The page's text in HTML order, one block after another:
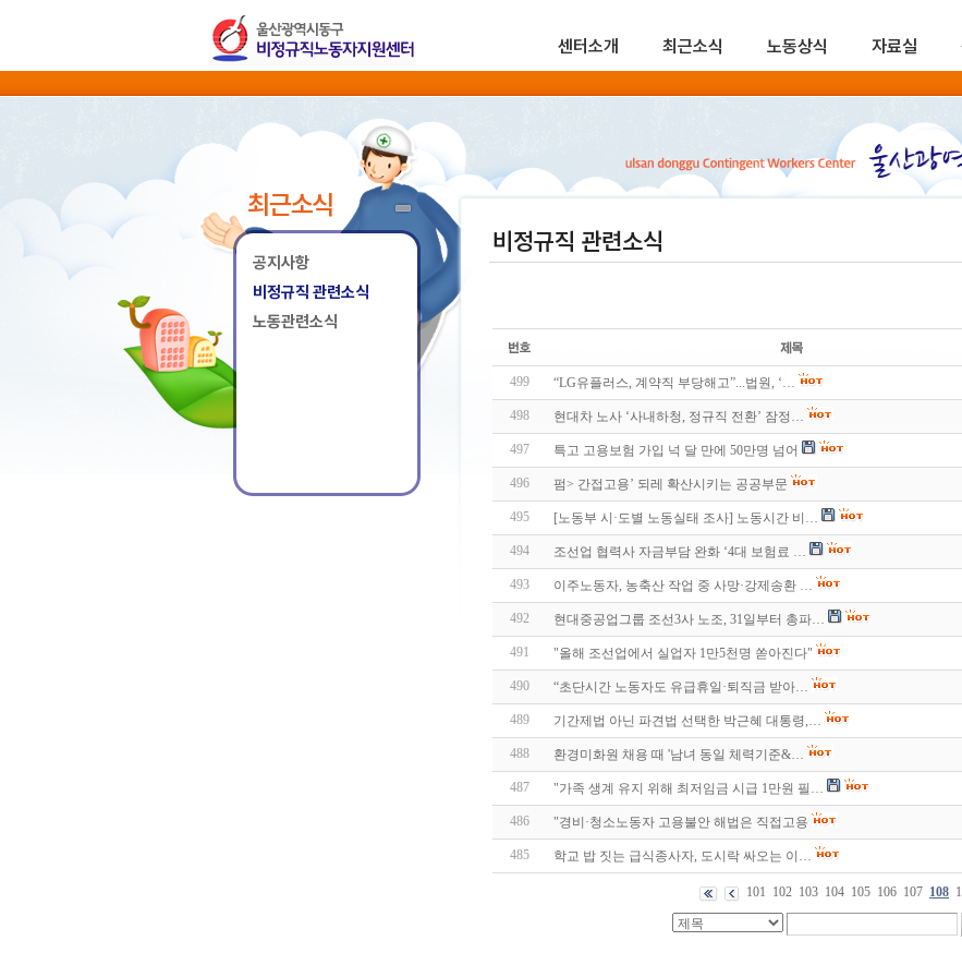
센터소개 최근소식 노동상식 자료실
최근소식
공지사항
비정규직 관련소식
노동관련소식
비정규직 관련소식
499 “LG유플러스, 계약직 부당해고”...법원, ‘…
498 현대차 노사 ‘사내하청, 정규직 전환’ 잠정…
497 특고 고용보험 가입 넉 달 만에 50만명 넘어
496 펌> 간접고용’ 되레 확산시키는 공공부문
495 [노동부 시·도별 노동실태 조사] 노동시간 비…
494 조선업 협력사 자금부담 완화 ‘4대 보험료 …
493 이주노동자, 농축산 작업 중 사망·강제송환 …
492 현대중공업그룹 조선3사 노조, 31일부터 총파…
491 "올해 조선업에서 실업자 1만5천명 쏟아진다"
490 “초단시간 노동자도 유급휴일·퇴직금 받아…
489 기간제법 아닌 파견법 선택한 박근혜 대통령,…
488 환경미화원 채용 때 '남녀 동일 체력기준&…
487 "가족 생계 유지 위해 최저임금 시급 1만원 필…
486 "경비·청소노동자 고용불안 해법은 직접고용
485 학교 밥 짓는 급식종사자, 도시락 싸오는 이…
101 102 103 104 105 106 107 108